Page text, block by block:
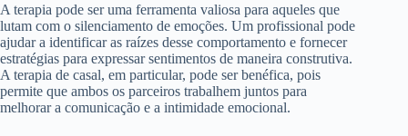
A terapia pode ser uma ferramenta valiosa para aqueles que
lutam com o silenciamento de emoções. Um profissional pode
ajudar a identificar as raízes desse comportamento e fornecer
estratégias para expressar sentimentos de maneira construtiva.
A terapia de casal, em particular, pode ser benéfica, pois
permite que ambos os parceiros trabalhem juntos para
melhorar a comunicação e a intimidade emocional.